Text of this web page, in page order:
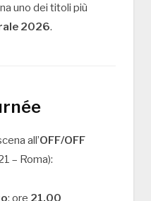
uno dei titoli più
2026.
all’OFF/OFF
– Roma):
: ore 21.00